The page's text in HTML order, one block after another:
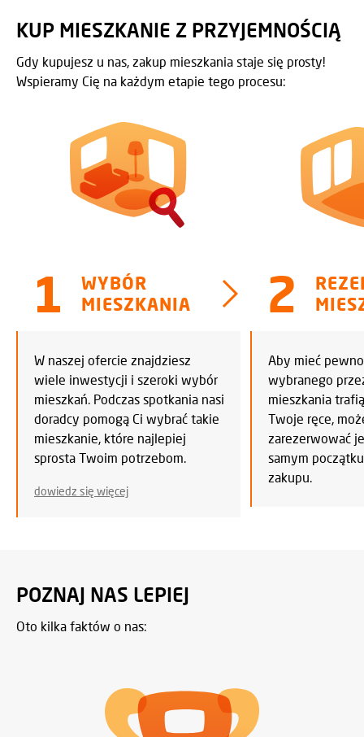
KUP MIESZKANIE Z PRZYJEMNOŚCIĄ
Gdy kupujesz u nas, zakup mieszkania staje się prosty!
Wspieramy Cię na każdym etapie tego procesu:
WYBÓR
MIESZKANIA
W naszej ofercie znajdziesz
wiele inwestycji i szeroki wybór
mieszkań. Podczas spotkania nasi
doradcy pomogą Ci wybrać takie
mieszkanie, które najlepiej
sprosta Twoim potrzebom.
dowiedz się więcej
Aby mieć
wybranego
mieszkania
Twoje ręce,
zarezerwować
samym
zakupu.
POZNAJ NAS LEPIEJ
Oto kilka faktów o nas: